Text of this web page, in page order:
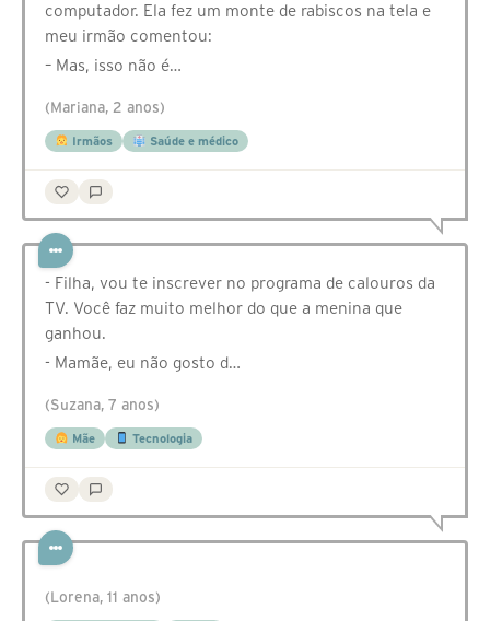
computador. Ela fez um monte de rabiscos na tela e
meu irmão comentou:
– Mas, isso não é…
(Mariana, 2 anos)
Irmãos Saúde e médico
- Filha, vou te inscrever no programa de calouros da
TV. Você faz muito melhor do que a menina que
ganhou.
- Mamãe, eu não gosto d…
(Suzana, 7 anos)
Mãe Tecnologia
(Lorena, 11 anos)